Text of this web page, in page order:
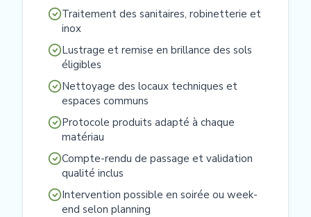
Traitement des sanitaires, robinetterie et
inox
Lustrage et remise en brillance des sols
éligibles
Nettoyage des locaux techniques et
espaces communs
Protocole produits adapté à chaque
matériau
Compte-rendu de passage et validation
qualité inclus
Intervention possible en soirée ou week-
end selon planning